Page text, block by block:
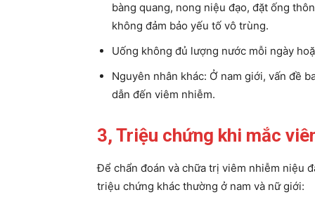
bàng quang, nong niệu đạo, đặt ống
không đảm bảo yếu tố vô trùng.
Uống không đủ lượng nước mỗi ngày
Nguyên nhân khác: Ở nam giới, vấn đề
dẫn đến viêm nhiễm.
3, Triệu chứng khi mắc
Để chẩn đoán và chữa trị viêm nhiễm niệu
triệu chứng khác thường ở nam và nữ giới: